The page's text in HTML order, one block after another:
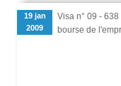
19 jan
2009
Visa n° 09 -
bourse de